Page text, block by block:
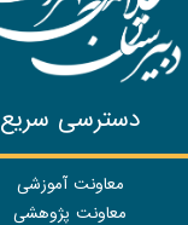
دسترسی سریع
معاونت آموزشی
معاونت پژوهشی